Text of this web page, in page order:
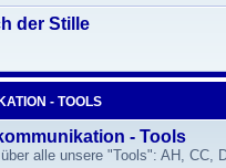
der Stille
- TOOLS
- Tools
alle unsere "Tools": AH, CC,